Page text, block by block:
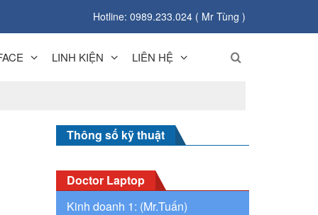
Hotline: 0989.233.024 ( Mr Tùng )
LINH KIỆN LIÊN HỆ
Thông số kỹ thuật
Doctor Laptop
Kinh doanh 1: (Mr.Tuấn)